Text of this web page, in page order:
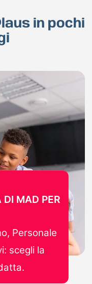
in pochi
DI MAD PER
Personale
scegli la